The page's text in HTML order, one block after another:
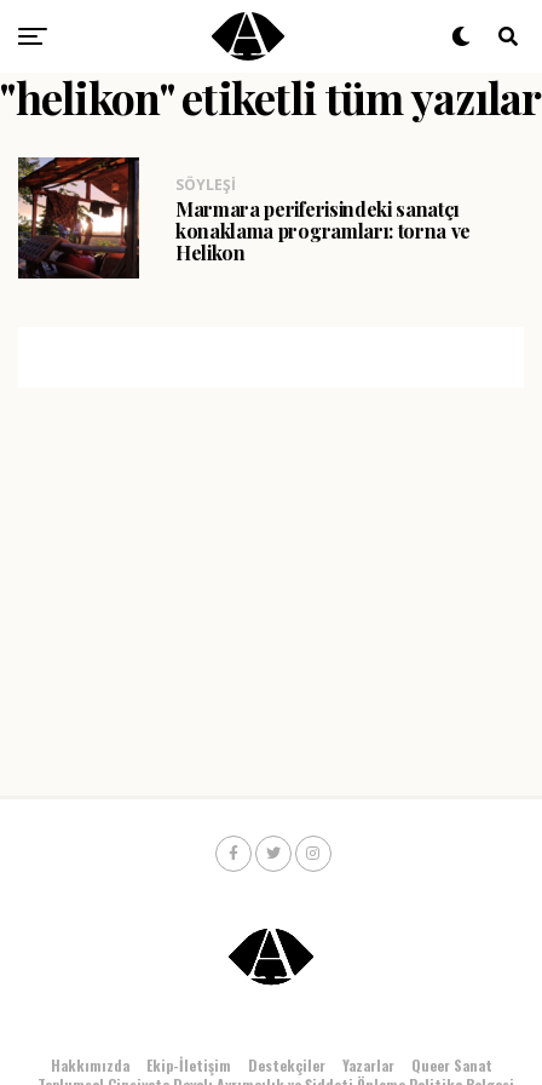
"helikon" etiketli tüm yazılar
SÖYLEŞI
Marmara periferisindeki sanatçı
konaklama programları: torna ve
Helikon
Hakkımızda Ekip-İletişim Destekçiler Yazarlar
Queer Sanat